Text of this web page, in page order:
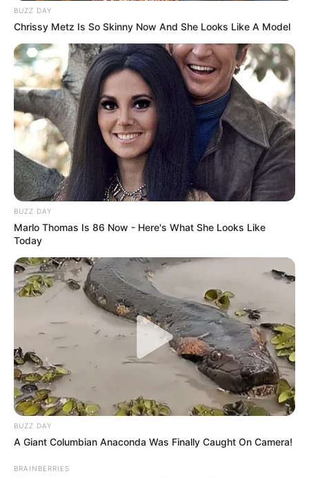
DESTAQUES
FACEBOOK
DESTAQUES DA SEMANA
Agente de Saúde é indiciada por falsificar
visitas que nunca aconteceram.
quinquênios, sexta-parte e licenças-prêmio
entram no debate.
Motos e bicicletas para ACS e ACE: veja o
passo a passo para conseguir o benefício.
FNARAS em Brasília: Senado pode
promulgar PEC 14 em semana de
mobilização.
Presidente Kennedy (ES) abre processo
seletivo para Agentes de Saúde e de
BUZZ DAY
Chrissy Metz Is So Skinny Now And She Looks Like A Model
BUZZ DAY
Marlo Thomas Is 86 Now - Here's What She Looks Like
Today
BUZZ DAY
A Giant Columbian Anaconda Was Finally Caught On Camera!
BRAINBERRIES